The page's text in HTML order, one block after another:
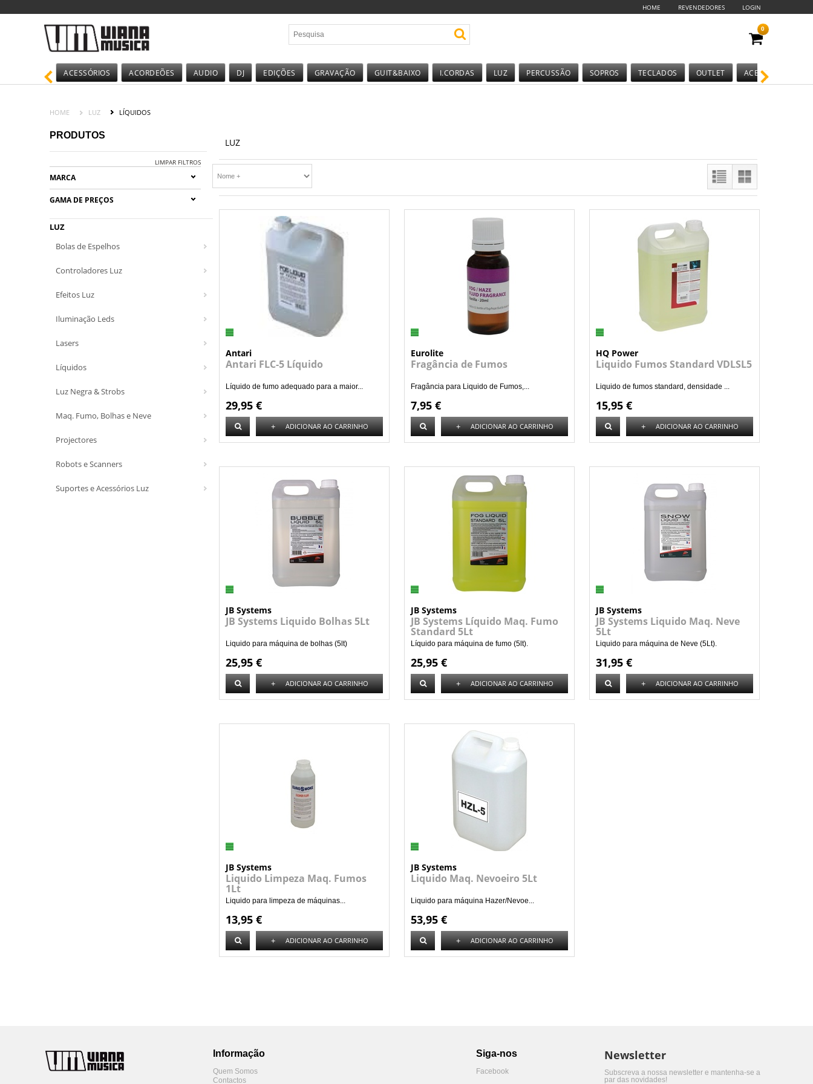
HOME REVENDEDORES LOGIN
0
ACESSÓRIOS ACORDEÕES AUDIO DJ EDIÇÕES GRAVAÇÃO GUIT&BAIXO I.CORDAS LUZ PERCUSSÃO SOPROS TECLADOS OUTLET ACESSÓRIOS
HOME LUZ LÍQUIDOS
PRODUTOS
LIMPAR FILTROS
MARCA
GAMA DE PREÇOS
LUZ
Bolas de Espelhos
Controladores Luz
Efeitos Luz
Iluminação Leds
Lasers
Líquidos
Luz Negra & Strobs
Maq. Fumo, Bolhas e Neve
Projectores
Robots e Scanners
Suportes e Acessórios Luz
LUZ
Antari
Antari FLC-5 Líquido
Líquido de fumo adequado para a maior...
29,95 €
+ ADICIONAR AO CARRINHO
Eurolite
Fragância de Fumos
Fragância para Liquido de Fumos,...
7,95 €
+ ADICIONAR AO CARRINHO
HQ Power
Liquido Fumos Standard VDLSL5
Liquido de fumos standard, densidade ...
15,95 €
+ ADICIONAR AO CARRINHO
JB Systems
JB Systems Liquido Bolhas 5Lt
Liquido para máquina de bolhas (5lt)
25,95 €
+ ADICIONAR AO CARRINHO
JB Systems
JB Systems Líquido Maq. Fumo
Standard 5Lt
Líquido para máquina de fumo (5lt).
25,95 €
+ ADICIONAR AO CARRINHO
JB Systems
JB Systems Liquido Maq. Neve
5Lt
Liquido para máquina de Neve (5Lt).
31,95 €
+ ADICIONAR AO CARRINHO
JB Systems
Liquido Limpeza Maq. Fumos
1Lt
Liquido para limpeza de máquinas...
13,95 €
+ ADICIONAR AO CARRINHO
JB Systems
Liquido Maq. Nevoeiro 5Lt
Liquido para máquina Hazer/Nevoe...
53,95 €
+ ADICIONAR AO CARRINHO
Informação
Quem Somos
Contactos
Siga-nos
Facebook
Newsletter
Subscreva a nossa newsletter e mantenha-se a
par das novidades!